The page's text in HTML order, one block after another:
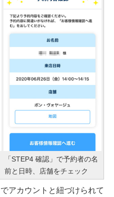
「STEP4 確認」で予約者の名
前と日時、店舗をチェック
アカウントと紐づけられて